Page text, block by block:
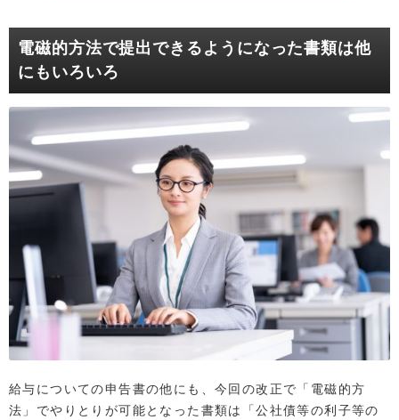
電磁的方法で提出できるようになった書類は他
にもいろいろ
給与についての申告書の他にも、今回の改正で「電磁的方
法」でやりとりが可能となった書類は「公社債等の利子等の